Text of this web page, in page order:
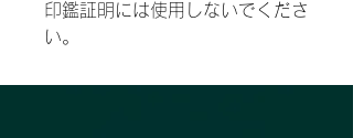
印鑑証明には使用しないでくださ
い。